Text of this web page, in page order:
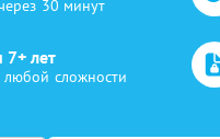
30 минут
7+ лет
любой сложности